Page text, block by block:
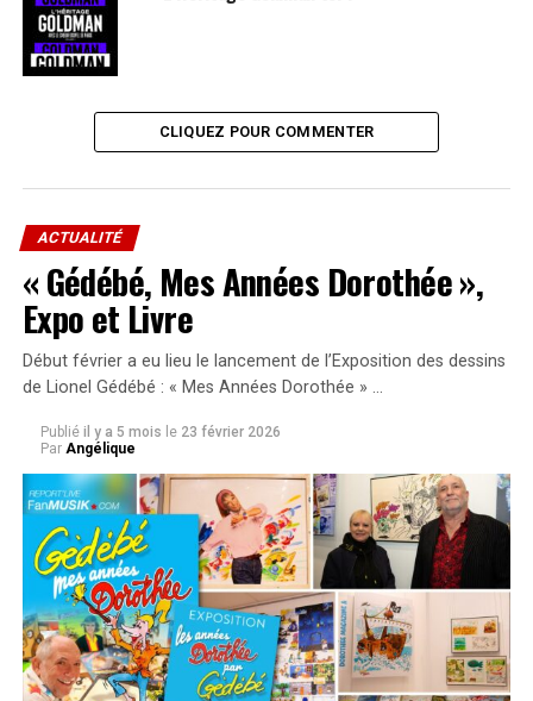
CLIQUEZ POUR COMMENTER
ACTUALITÉ
« Gédébé, Mes Années Dorothée »,
Expo et Livre
Début février a eu lieu le lancement de l’Exposition des dessins
de Lionel Gédébé : « Mes Années Dorothée » …
Publié il y a 5 mois le 23 février 2026
Par Angélique